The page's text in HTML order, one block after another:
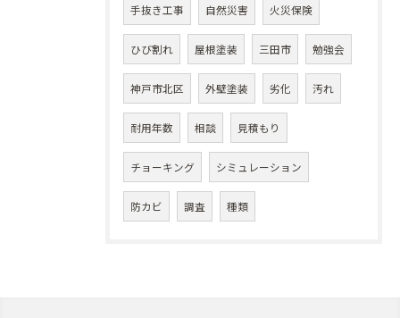
手抜き工事 自然災害 火災保険
ひび割れ 屋根塗装 三田市 勉強会
神戸市北区 外壁塗装 劣化 汚れ
耐用年数 相談 見積もり
チョーキング シミュレーション
防カビ 調査 種類